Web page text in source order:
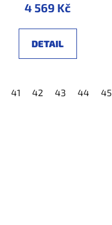
48
4 569 Kč
DETAIL
41 42 43 44 45